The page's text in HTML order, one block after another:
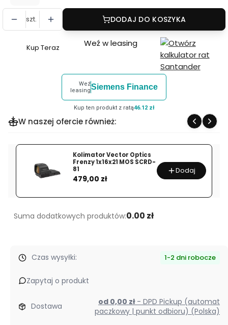
szt. DODAJ DO KOSZYKA
Szybki
Kolimator
Noxar
Kup Teraz Weź w leasing
Weź
leasingSiemens Finance
Kup ten produkt z ratą46.12 zł
W naszej ofercie również:
Kolimator Vector Optics
Frenzy 1x16x21 MOS SCRD-
81
Cena
479,00 zł
Dodaj
Suma dodatkowych produktów:0.00 zł
Czas wysyłki: 1-2 dni robocze
Zapytaj o produkt
Dostawa od 0,00 zł - DPD Pickup (automat
paczkowy | punkt odbioru) (Polska)